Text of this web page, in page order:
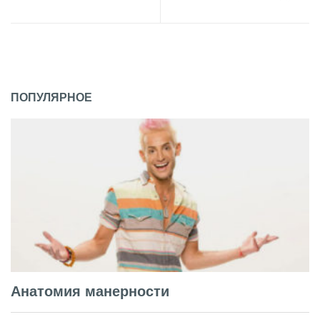
ПОПУЛЯРНОЕ
Анатомия манерности